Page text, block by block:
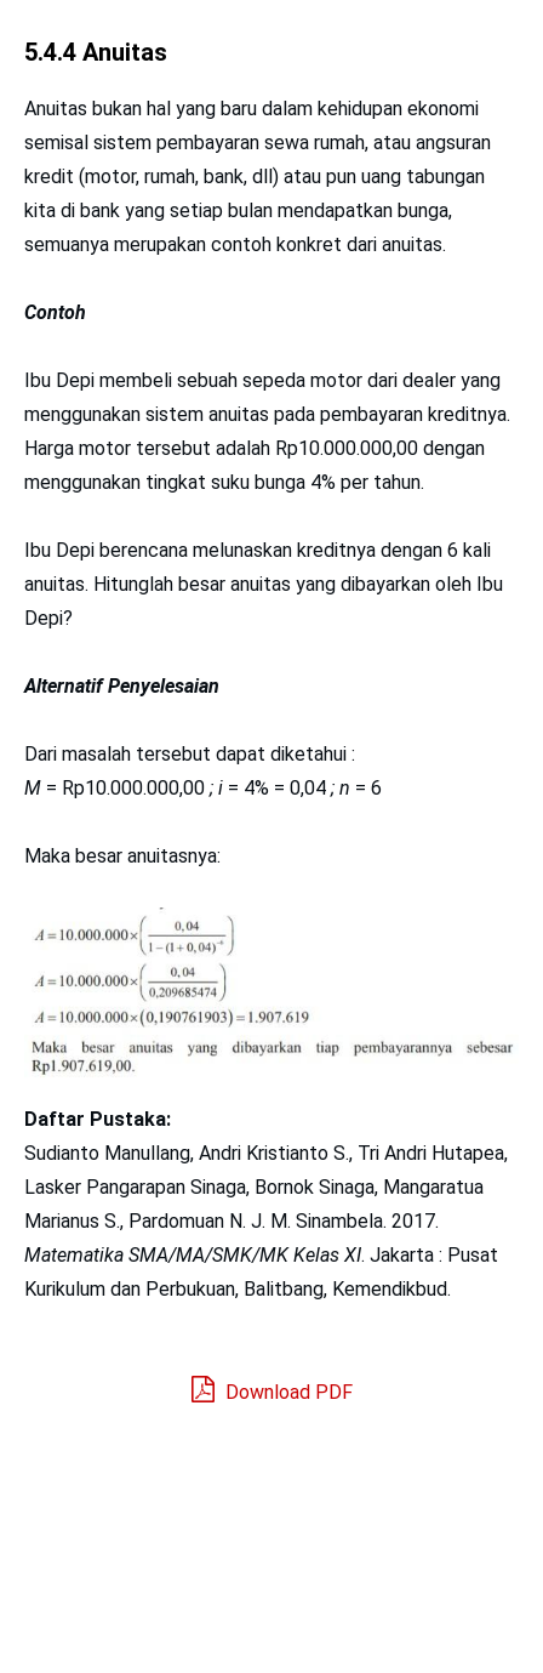
5.4.4 Anuitas
Anuitas bukan hal yang baru dalam kehidupan ekonomi
semisal sistem pembayaran sewa rumah, atau angsuran
kredit (motor, rumah, bank, dll) atau pun uang tabungan
kita di bank yang setiap bulan mendapatkan bunga,
semuanya merupakan contoh konkret dari anuitas.
Contoh
Ibu Depi membeli sebuah sepeda motor dari dealer yang
menggunakan sistem anuitas pada pembayaran kreditnya.
Harga motor tersebut adalah Rp10.000.000,00 dengan
menggunakan tingkat suku bunga 4% per tahun.
Ibu Depi berencana melunaskan kreditnya dengan 6 kali
anuitas. Hitunglah besar anuitas yang dibayarkan oleh Ibu
Depi?
Alternatif Penyelesaian
Dari masalah tersebut dapat diketahui :
M = Rp10.000.000,00 ; i = 4% = 0,04 ; n = 6
Maka besar anuitasnya:
Daftar Pustaka:
Sudianto Manullang, Andri Kristianto S., Tri Andri Hutapea,
Lasker Pangarapan Sinaga, Bornok Sinaga, Mangaratua
Marianus S., Pardomuan N. J. M. Sinambela. 2017.
Matematika SMA/MA/SMK/MK Kelas XI. Jakarta : Pusat
Kurikulum dan Perbukuan, Balitbang, Kemendikbud.
Download PDF